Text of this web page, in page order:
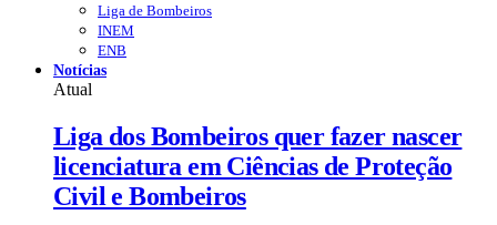
Liga de Bombeiros
INEM
ENB
Notícias
Atual
Liga dos Bombeiros quer fazer nascer
licenciatura em Ciências de Proteção
Civil e Bombeiros